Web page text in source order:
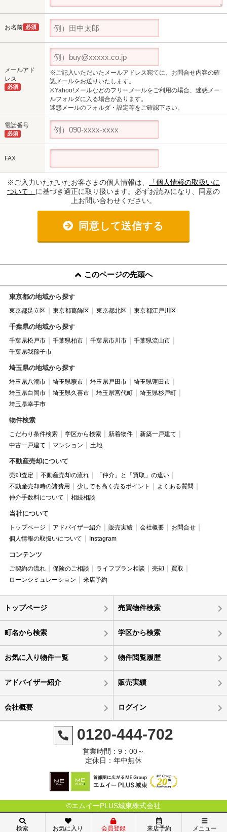
お名前 必須
メールアド
レス
必須
※ご記入いただいたメールアドレス宛てに、お問合せ内容の確
認メールをお送りいたします。
※Yahoo!メールなどのフリーメールをご利用の場合、迷惑メー
ルフォルダに入る場合があります。
迷惑メールのフォルダ・設定等をご確認下さい。
電話番号
必須
FAX
※ご入力いただいたお客さまの個人情報は、
「個人情報の取扱いに
ついて」 に基づき適正に取り扱います。必ずお読みになり、同意の
上お問い合わせください。
同意して送信する
このページの先頭へ
東京都の地域から探す
東京都足立区 東京都葛飾区 東京都北区 東京都江戸川区
千葉県の地域から探す
千葉県松戸市 千葉県柏市 千葉県市川市
千葉県流山市
千葉県我孫子市
埼玉県の地域から探す
埼玉県八潮市 埼玉県蕨市 埼玉県戸田市
埼玉県蓮田市
埼玉県白岡市
埼玉県久喜市 埼玉県宮代町
埼玉県杉戸町
埼玉県幸手市
物件検索
こだわり条件検索 学区から検索 新着物件
新築一戸建て
中古一戸建て
マンション 土地
不動産売却について
売却査定 不動産売却の流れ
「仲介」と「買取」の違い
不動産売却時の諸費用
少しでも高く売るポイント
よくある質問
仲介手数料について
相続相談
当社について
トップページ アドバイザー紹介 販売実績 会社概要
お問合せ
個人情報の取扱いについて
Instagram
コンテンツ
ご契約の流れ 保険のご相談 ライフプラン相談 売却
買取
ローンシミュレーション
来店予約
トップページ 売買物件検索
町名から検索 学区から検索
お気に入り物件一覧 物件閲覧履歴
アドバイザー紹介 販売実績
会社概要 ログイン
0120-444-702
営業時間：9：00～
定休日：年中無休
©エムイーPLUS城東株式会社
検索 お気に入り 会員登録 来店予約 メニュー